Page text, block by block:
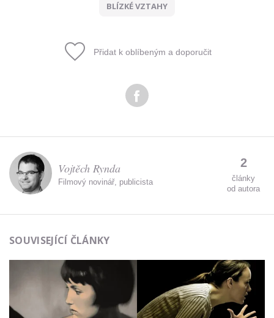
BLÍZKÉ VZTAHY
Přidat k oblíbeným a doporučit
Vojtěch Rynda
Filmový novinář, publicista
2
články
od autora
SOUVISEJÍCÍ ČLÁNKY